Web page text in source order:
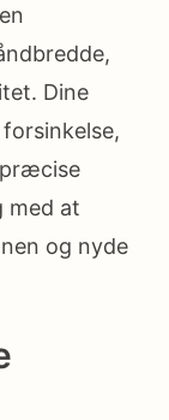
Dine
med at
og nyde